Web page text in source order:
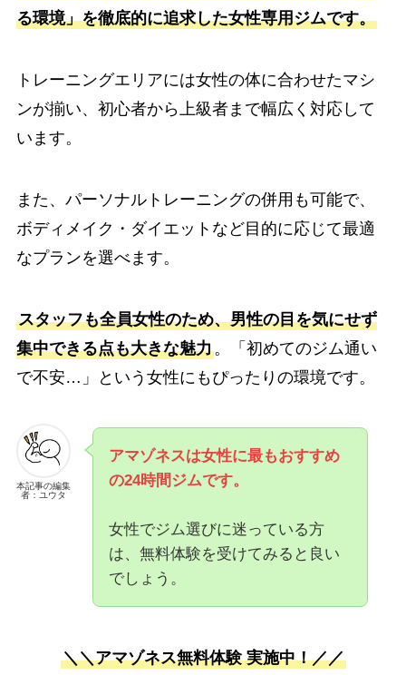
る環境」を徹底的に追求した女性専用ジムです。
トレーニングエリアには女性の体に合わせたマシ
ンが揃い、初心者から上級者まで幅広く対応して
います。
また、パーソナルトレーニングの併用も可能で、
ボディメイク・ダイエットなど目的に応じて最適
なプランを選べます。
スタッフも全員女性のため、男性の目を気にせず
集中できる点も大きな魅力。「初めてのジム通い
で不安…」という女性にもぴったりの環境です。
本記事の編集
者：ユウタ
アマゾネスは女性に最もおすすめ
の24時間ジムです。
女性でジム選びに迷っている方
は、無料体験を受けてみると良い
でしょう。
＼＼アマゾネス無料体験 実施中！／／